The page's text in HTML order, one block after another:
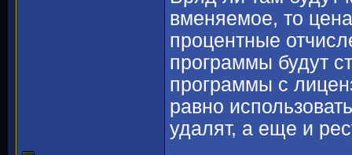
вменяемое, то
процентные
программы будут
программы с
равно
удалят, а еще и